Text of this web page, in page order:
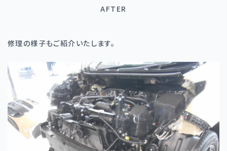
AFTER
修理の様子もご紹介いたします。